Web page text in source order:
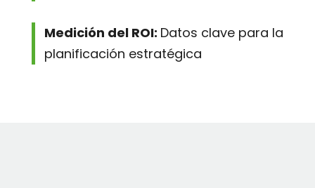
Medición del ROI: Datos clave para la
planificación estratégica